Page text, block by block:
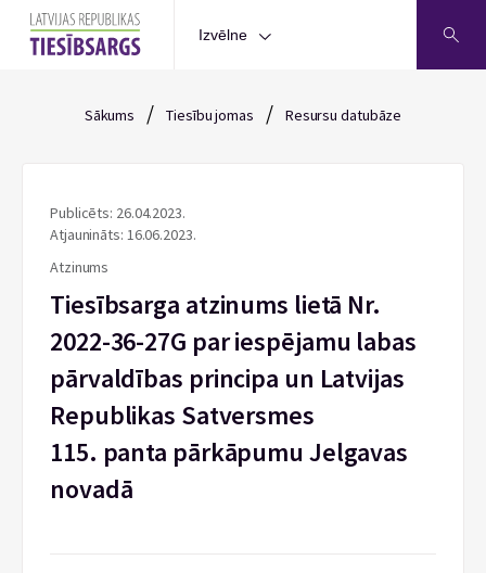
Izvēlne
Sākums / Tiesību jomas / Resursu datubāze
Publicēts: 26.04.2023.
Atjaunināts: 16.06.2023.
Atzinums
Tiesībsarga atzinums lietā Nr.
2022-36-27G par iespējamu labas
pārvaldības principa un Latvijas
Republikas Satversmes
115. panta pārkāpumu Jelgavas
novadā